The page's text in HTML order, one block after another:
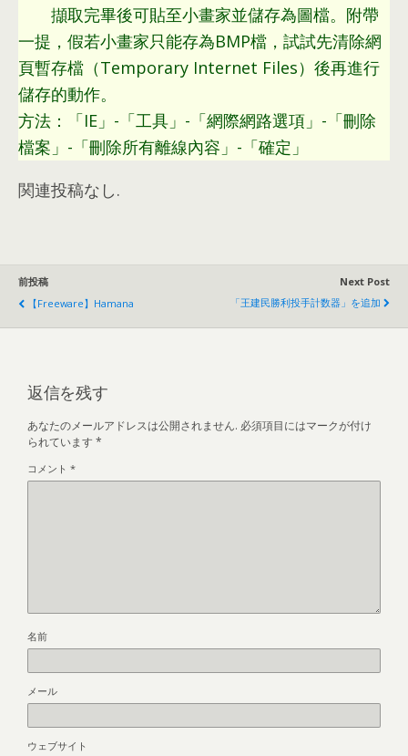
擷取完畢後可貼至小畫家並儲存為圖檔。 附帶
一提 ， 假若小畫家只能存為BMP檔 ， 試試先清除網
頁暫存檔（Temporary Internet Files）後再進行
儲存的動作。
方法 ：
「IE」-「工具」-「網際網路選項」-「刪除
檔案」-「刪除所有離線內容」-「確定」
関連投稿なし.
前投稿
【Freeware】Hamana
Next Post
「王建民勝利投手計数器」を追加
返信を残す
あなたのメールアドレスは公開されません. 必須項目にはマークが付け
られています *
コメント *
名前
メール
ウェブサイト